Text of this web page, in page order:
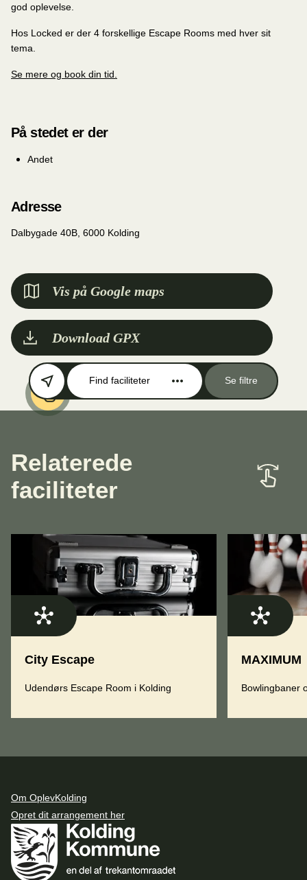
god oplevelse.
Hos Locked er der 4 forskellige Escape Rooms med hver sit
tema.
Se mere og book din tid.
På stedet er der
Andet
Adresse
Dalbygade 40B, 6000 Kolding
Vis på Google maps
Download GPX
Find faciliteter Se filtre
Relaterede
faciliteter
City Escape
Udendørs Escape Room i Kolding
MAXIMUM
Bowlingbaner
Om OplevKolding
Opret dit arrangement her